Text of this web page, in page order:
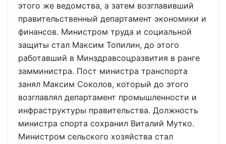
этого же ведомства, а затем возглавивший
правительственный департамент экономики и
финансов. Министром труда и социальной
защиты стал Максим Топилин, до этого
работавший в Минздравсоцразвития в ранге
замминистра. Пост министра транспорта
занял Максим Соколов, который до этого
возглавлял департамент промышленности и
инфраструктуры правительства. Должность
министра спорта сохранил Виталий Мутко.
Министром сельского хозяйства стал